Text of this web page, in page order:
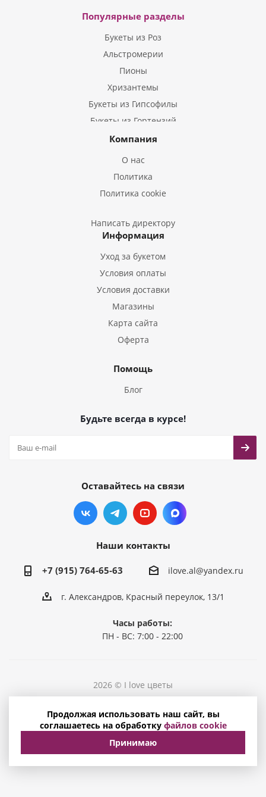
Популярные разделы
Букеты из Роз
Альстромерии
Пионы
Хризантемы
Букеты из Гипсофилы
Букеты из Гортензий
Букеты из Ирисов
Букеты из Эустом
Букеты из Гладиолусов
Букеты из Тюльпанов
Компания
О нас
Политика
Политика cookie
Написать директору
Информация
Уход за букетом
Условия оплаты
Условия доставки
Магазины
Карта сайта
Оферта
Помощь
Блог
Будьте всегда в курсе!
Оставайтесь на связи
Наши контакты
+7 (915) 764-65-63 ilove.al@yandex.ru
г. Александров, Красный переулок, 13/1
Часы работы:
ПН - ВС: 7:00 - 22:00
2026 © I love цветы
Политика конфиденциальности
Соглашение на обработку персональных данных
Продолжая использовать наш сайт, вы
соглашаетесь на обработку файлов cookie
Принимаю